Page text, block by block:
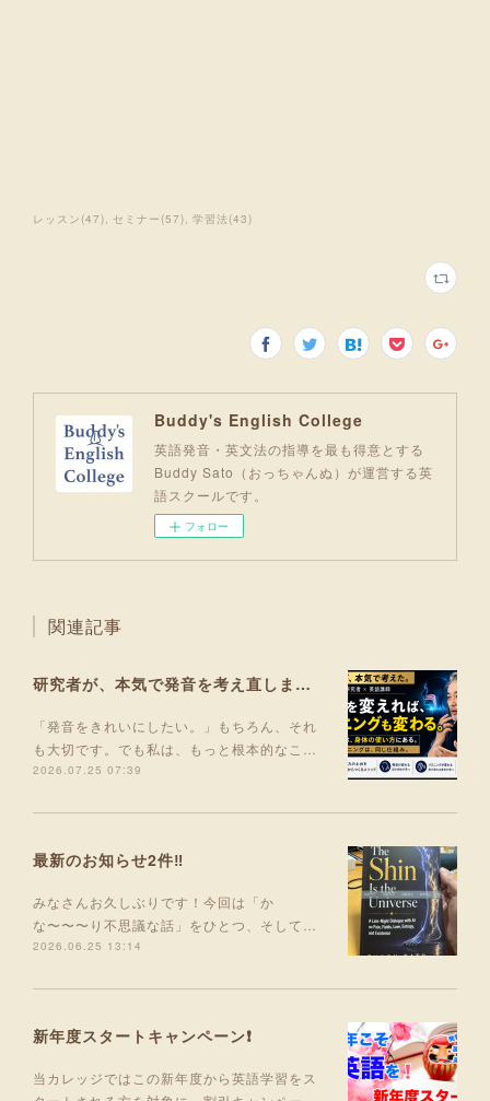
レッスン (47) セミナー (57) 学習法(43)
Buddy's English College
英語発音・英文法の指導を最も得意とする
Buddy Sato（おっちゃんぬ）が運営する英
語スクールです。
フォロー
関連記事
研究者が、本気で発音を考え直しました。
「発音をきれいにしたい。」もちろん、それ
も大切です。でも私は、もっと根本的なこ…
2026.07.25 07:39
最新のお知らせ2件‼️
みなさんお久しぶりです！今回は「か
な〜〜〜り不思議な話」をひとつ、そして…
2026.06.25 13:14
新年度スタートキャンペーン❗
当カレッジではこの新年度から英語学習をス